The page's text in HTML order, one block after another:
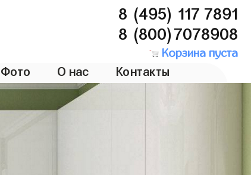
8 (495) 117 7891
8 (800)7078908
Корзина пуста
Фото О нас Контакты